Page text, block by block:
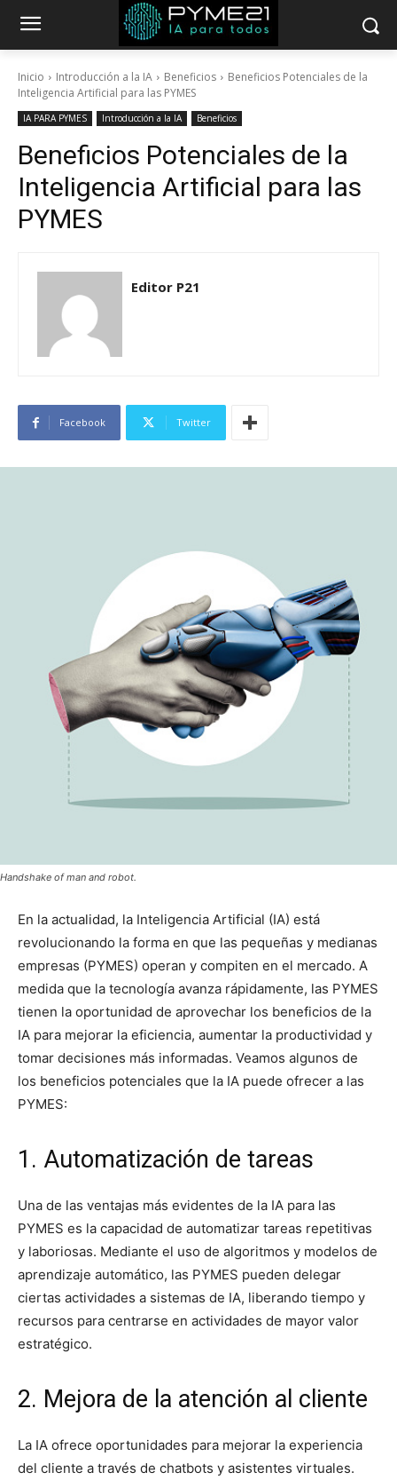
Inicio Introducción a la IA Beneficios
Beneficios Potenciales de la
Inteligencia Artificial para las PYMES
IA PARA PYMES Introducción a la IA Beneficios
Beneficios Potenciales de la
Inteligencia Artificial para las
PYMES
Editor P21
Facebook Twitter
Handshake of man and robot.
En la actualidad, la Inteligencia Artificial (IA) está
revolucionando la forma en que las pequeñas y medianas
empresas (PYMES) operan y compiten en el mercado. A
medida que la tecnología avanza rápidamente, las PYMES
tienen la oportunidad de aprovechar los beneficios de la
IA para mejorar la eficiencia, aumentar la productividad y
tomar decisiones más informadas. Veamos algunos de
los beneficios potenciales que la IA puede ofrecer a las
PYMES:
1. Automatización de tareas
Una de las ventajas más evidentes de la IA para las
PYMES es la capacidad de automatizar tareas repetitivas
y laboriosas. Mediante el uso de algoritmos y modelos de
aprendizaje automático, las PYMES pueden delegar
ciertas actividades a sistemas de IA, liberando tiempo y
recursos para centrarse en actividades de mayor valor
estratégico.
2. Mejora de la atención al cliente
La IA ofrece oportunidades para mejorar la experiencia
del cliente a través de chatbots y asistentes virtuales.